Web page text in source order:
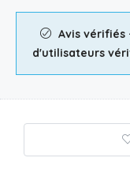
Avis vérifiés
d'utilisateurs